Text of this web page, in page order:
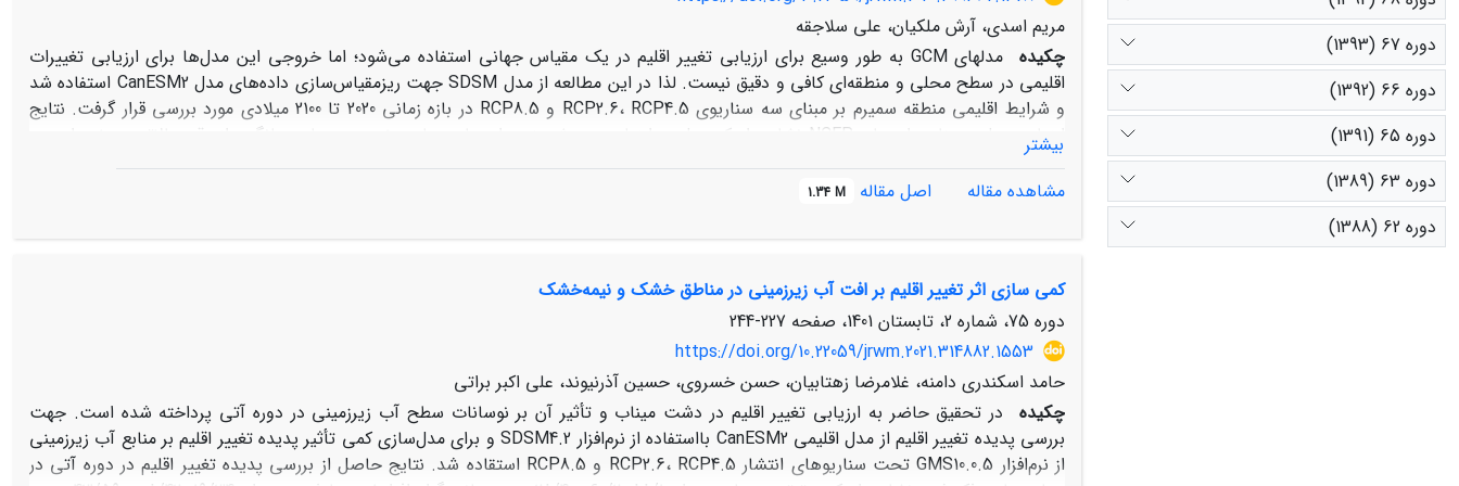
مریم اسدی، آرش ملکیان، علی سلاجقه
چکیده
مدلهای GCM به‌ طور وسیع برای ارزیابی تغییر اقلیم در یک مقیاس جهانی استفاده می‌شود؛ اما خروجی این مدل‌ها برای ارزیابی تغییرات
اقلیمی در سطح محلی و منطقه‌ای کافی و دقیق نیست. لذا در این مطالعه از مدل SDSM جهت ریزمقیاس‌سازی داده‌های مدل CanESM2 استفاده شد
و شرایط اقلیمی منطقه سمیرم بر مبنای سه سناریوی RCP2.6، RCP4.5 و RCP8.5 در بازه زمانی 2020 تا 2100 میلادی مورد بررسی قرار گرفت. نتایج
ارزیابی مدل برمبنای داده‌های NCEP نشان داد که مدل در ارزیابی و پیش‌بینی داده‌های دما به خصوص دمای میانگین از دقت بالاتری برخوردار بوده
است. مقایسه داده‌های مشاهداتی و داده‌های شبیه‌سازی شده دما و بارندگی GCMها در دوره پایه (1980 تا 2005) براساس متغیرهای پیش‌بینی کننده
بازه‌زمانی 2020 تا 2100 نسبت به دوره پایه (1980-2005) پیش‌بینی نموده است. نتایج پیش‌بینی بارش، تغییرات الگوی بارشی را نیز نشان داده است.
کاهش بارندگی را پیش‌بینی نموده است. بررسی تغییرات پیش‌بینی شده دما نیز افزایش را برای دمای میانگین و حداقل و حداکثر را نشان می‌دهد که
حداکثر تا 04/1، 61/1، 75/1 درجه سانتی‌گراد برای بازه 2020 تا 2100 نشان داده است.
بیشتر
مشاهده مقاله
اصل مقاله 1.34 M
کمی سازی اثر تغییر اقلیم بر افت آب زیر‌زمینی در مناطق خشک و نیمه‌خشک
دوره 75، شماره 2، تابستان 1401، صفحه
227-244
https://doi.org/10.22059/jrwm.2021.314882.1553
حامد اسکندری دامنه، غلامرضا زهتابیان، حسن خسروی، حسین آذرنیوند، علی اکبر براتی
چکیده
در تحقیق حاضر به ارزیابی تغییر اقلیم در دشت میناب و تأثیر آن بر نوسانات سطح آب زیرزمینی در دوره آتی پرداخته شده است. جهت
بررسی پدیده تغییر اقلیم از مدل اقلیمی CanESM2 با‌استفاده از نرم‌افزار SDSM4.2 و برای مدل‌سازی کمی تأثیر پدیده تغییر اقلیم بر منابع آب زیرزمینی
از نرم‌افزار GMS10.0.5 تحت سناریوهای انتشار RCP2.6، RCP4.5 و RCP8.5 استقاده شد. نتایج حاصل از بررسی پدیده تغییر اقلیم در دوره آتی در
دوره 67 (1393)
دوره 66 (1392)
دوره 65 (1391)
دوره 63 (1389)
دوره 62 (1388)